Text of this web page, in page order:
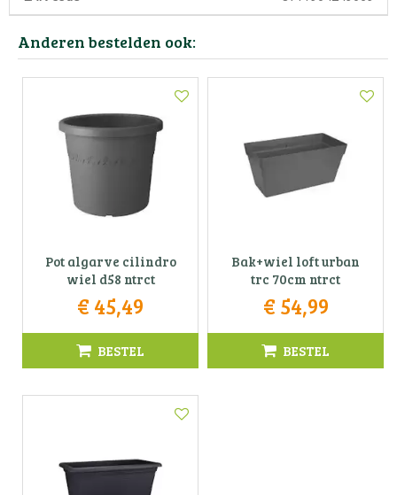
Anderen bestelden ook:
Pot algarve cilindro
wiel d58 ntrct
€ 45,49
BESTEL
Bak+wiel loft urban
trc 70cm ntrct
€ 54,99
BESTEL